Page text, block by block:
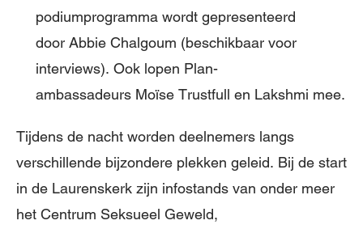
podiumprogramma wordt gepresenteerd
door Abbie Chalgoum (beschikbaar voor
interviews). Ook lopen Plan-
ambassadeurs Moïse Trustfull en Lakshmi mee.
Tijdens de nacht worden deelnemers langs
verschillende bijzondere plekken geleid. Bij de start
in de Laurenskerk zijn infostands van onder meer
het Centrum Seksueel Geweld,